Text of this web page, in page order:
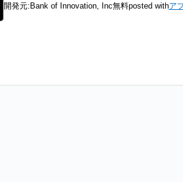
開発元: Bank of Innovation, Inc無料posted withア